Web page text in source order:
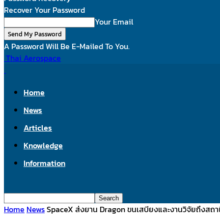
Recover Your Password
Your Email
A Password Will Be E-Mailed To You.
Thai Aerospace
Home
News
Articles
Knowledge
Information
Home NewsSpaceX ส่งยาน Dragon ขนเสบียงและงานวิจัยถึงสถ